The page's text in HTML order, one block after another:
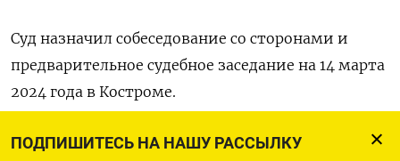
ПОДПИШИТЕСЬ НА НАШУ РАССЫЛКУ
Суд назначил собеседование со сторонами и
предварительное судебное заседание на 14 марта
2024 года в Костроме.
Пресс-службы Совкомбанка и HSBC пока не дали